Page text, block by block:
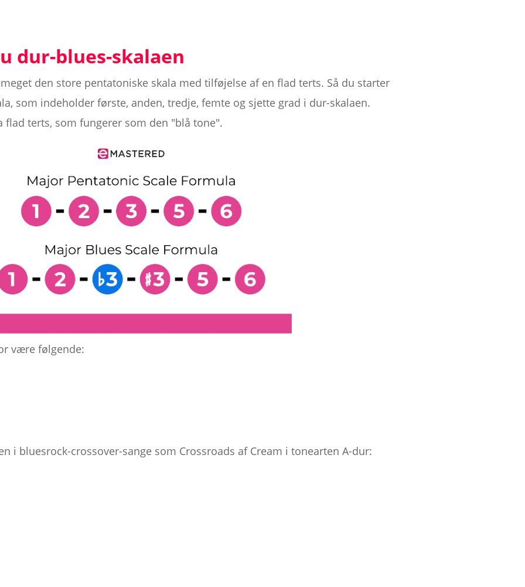
dur-blues-skalaen
den store pentatoniske skala med tilføjelse af en flad terts. Så du starter
som indeholder første, anden, tredje, femte og sjette grad i dur-skalaen.
flad terts, som fungerer som den "blå tone".
være følgende:
i bluesrock-crossover-sange som Crossroads af Cream i tonearten A-dur: